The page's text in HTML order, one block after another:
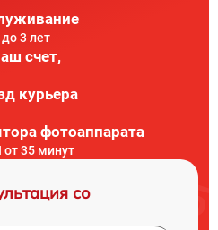
3 лет
счет,
курьера
фотоаппарата
от 35 минут
со